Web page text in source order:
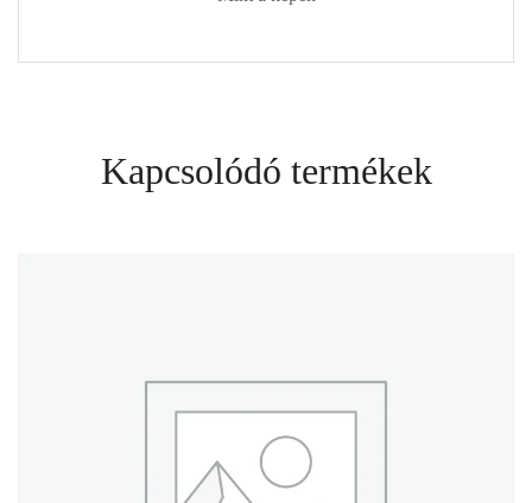
Kapcsolódó termékek